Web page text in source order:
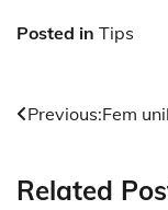
Posted in Tips
Previous:Fem
Related